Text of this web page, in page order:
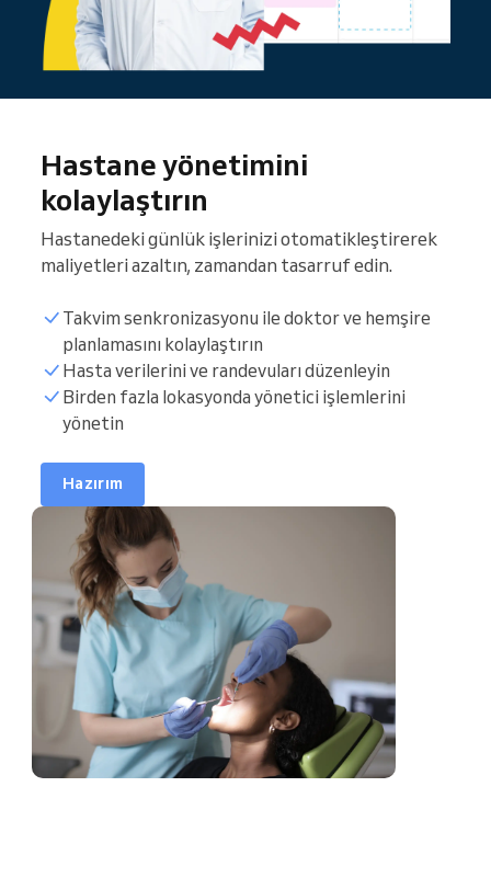
Müşteri listesi
Hastane yönetimini
kolaylaştırın
Hastanedeki günlük işlerinizi otomatikleştirerek
maliyetleri azaltın, zamandan tasarruf edin.
Takvim senkronizasyonu ile doktor ve hemşire
planlamasını kolaylaştırın
Hasta verilerini ve randevuları düzenleyin
Birden fazla lokasyonda yönetici işlemlerini
yönetin
Hazırım